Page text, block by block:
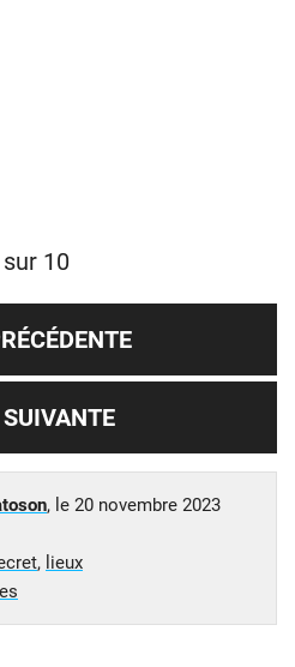
10
SUIVANTE
, le 20 novembre 2023
, lieux